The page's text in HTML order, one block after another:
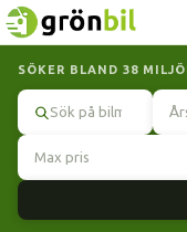
SÖKER BLAND 38